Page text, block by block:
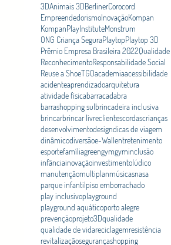
3DAnimais 3DBerlinerCorocord
EmpreendedorismoInovaçãoKompan
KompanPlayInstituteMonstrum
ONG Criança SeguraPlaytopPlaytop 3D
Prêmio Empresa Brasileira 2022Qualidade
ReconhecimentoResponsabilidade Social
Reuse a ShoeTGOacademiaacessibilidade
acidenteaprendizadoarquitetura
atividade físicabarracadabra
barrashopping sulbrincadeira inclusiva
brincarbrincar livreclientescordascrianças
desenvolvimentodesigndicas de viagem
dinâmicodiversãoe-Wallentretenimento
esportefamíliagreengymgyminclusão
infânciainovaçãoinvestimentolúdico
manutençãomultiplanmúsicasnasa
parque infantilpiso emborrachado
play inclusivoplayground
playground aquáticoporto alegre
prevençãoprojeto3Dqualidade
qualidade de vidareciclagemresistência
revitalizaçãosegurançashopping